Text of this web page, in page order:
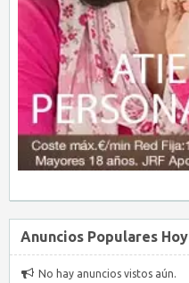
Anuncios Populares Hoy
No hay anuncios vistos aún.